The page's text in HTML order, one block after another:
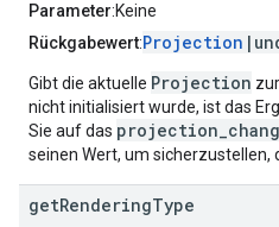
Parameter:Keine
Rückgabewert:Projection
Gibt die aktuelle Projection
nicht initialisiert wurde, ist das
Sie auf das
seinen Wert, um sicherzustellen,
getRenderingType